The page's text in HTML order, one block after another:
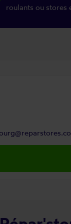
roulants ou stores